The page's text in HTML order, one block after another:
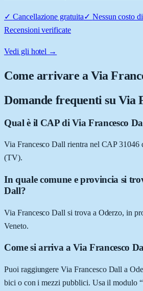
✓ Cancellazione gratuita✓ Nessun costo
Recensioni verificate
Vedi gli hotel →
Come arrivare aVia
Domande frequenti su Via
Qual è il CAP di Via Francesco
Via Francesco Dall rientra nel CAP 31046
(TV).
In quale comune e provincia si
Dall?
Via Francesco Dall si trova a Oderzo, in
Veneto.
Come si arriva a Via Francesco
Puoi raggiungere Via Francesco Dall a
bici o con i mezzi pubblici. Usa il modulo